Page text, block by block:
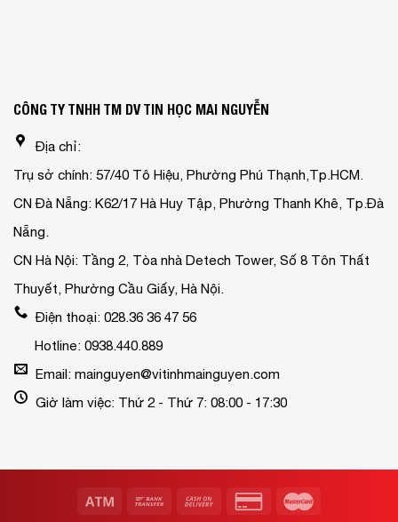
CÔNG TY TNHH TM DV TIN HỌC MAI NGUYỄN
Địa chỉ:
Trụ sở chính: 57/40 Tô Hiệu, Phường Phú Thạnh,Tp.HCM.
CN Đà Nẵng: K62/17 Hà Huy Tập, Phường Thanh Khê, Tp.Đà
Nẵng.
CN Hà Nội: Tầng 2, Tòa nhà Detech Tower, Số 8 Tôn Thất
Thuyết, Phường Cầu Giấy, Hà Nội.
Điện thoại: 028.36 36 47 56
Hotline: 0938.440.889
Email: mainguyen@vitinhmainguyen.com
Giờ làm việc: Thứ 2 - Thứ 7: 08:00 - 17:30